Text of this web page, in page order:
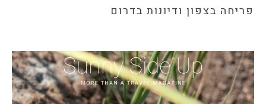
פריחה בצפון ודיונות בדרום